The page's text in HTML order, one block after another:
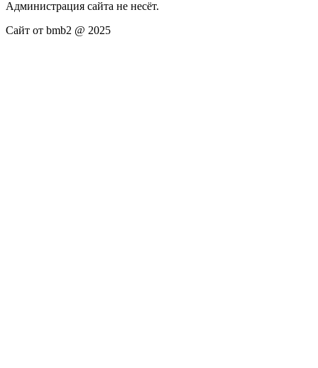
Администрация сайта не несёт.
Сайт от bmb2 @ 2025